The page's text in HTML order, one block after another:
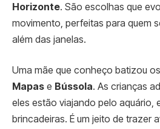
Horizonte. São escolhas que
movimento, perfeitas para quem
além das janelas.
Uma mãe que conheço batizou
Mapas e Bússola. As crianças
eles estão viajando pelo aquário,
brincadeiras. É um jeito de trazer